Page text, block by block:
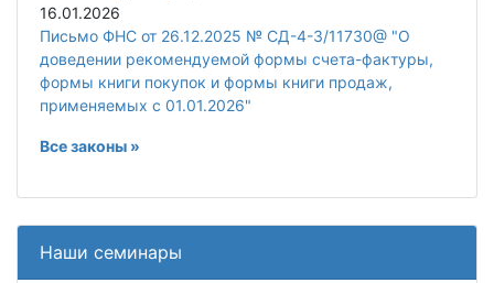
16.01.2026
Письмо ФНС от 26.12.2025 № СД-4-3/11730@ "О
доведении рекомендуемой формы счета-фактуры,
формы книги покупок и формы книги продаж,
применяемых с 01.01.2026"
Все законы »
Наши семинары